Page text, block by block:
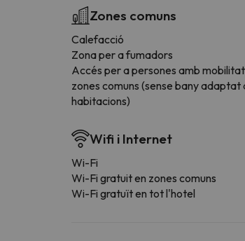
Zones comuns
Calefacció
Zona per a fumadors
Accés per a persones amb
zones comuns (sense bany adaptat
habitacions)
Wifi i Internet
Wi-Fi
Wi-Fi gratuit en zones comuns
Wi-Fi gratuït en tot l'hotel